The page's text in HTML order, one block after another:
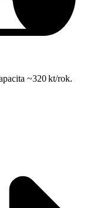
~320 kt/rok.